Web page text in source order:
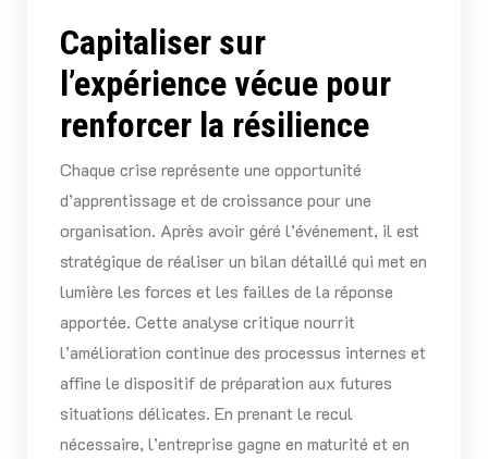
Capitaliser sur
l’expérience vécue pour
renforcer la résilience
Chaque crise représente une opportunité
d’apprentissage et de croissance pour une
organisation. Après avoir géré l’événement, il est
stratégique de réaliser un bilan détaillé qui met en
lumière les forces et les failles de la réponse
apportée. Cette analyse critique nourrit
l’amélioration continue des processus internes et
affine le dispositif de préparation aux futures
situations délicates. En prenant le recul
nécessaire, l’entreprise gagne en maturité et en